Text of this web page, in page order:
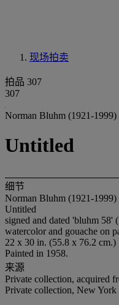
现场拍卖
拍品 307
307
Norman Bluhm (1921-1999)
Untitled
细节
Norman Bluhm (1921-1999)
Untitled
signed and dated 'bluhm 58'
watercolor and gouache on
22 x 30 in. (55.8 x 76.2 cm.)
Painted in 1958.
来源
Private collection, acquired
Private collection, New York